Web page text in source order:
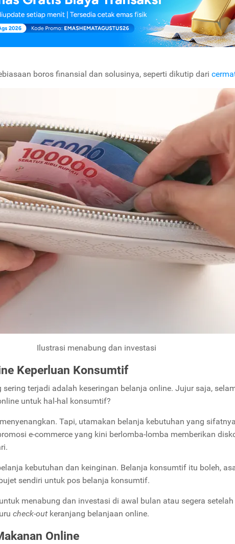
boros finansial dan solusinya, seperti dikutip dari
Ilustrasi menabung dan investasi
Keperluan Konsumtif
terjadi adalah keseringan belanja online. Jujur saja,
untuk hal-hal konsumtif?
Tapi, utamakan belanja kebutuhan yang
e-commerce yang kini berlomba-lomba memberikan
kebutuhan dan keinginan. Belanja konsumtif itu boleh,
sendiri untuk pos belanja konsumtif.
menabung dan investasi di awal bulan atau segera
check-out keranjang belanjaan online.
Online